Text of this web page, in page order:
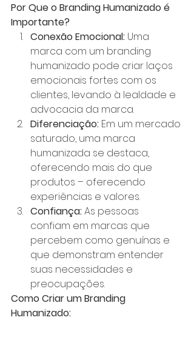
Por Que o Branding Humanizado é
Importante?
Conexão Emocional: Uma
marca com um branding
humanizado pode criar laços
emocionais fortes com os
clientes, levando à lealdade e
advocacia da marca.
Diferenciação: Em um mercado
saturado, uma marca
humanizada se destaca,
oferecendo mais do que
produtos – oferecendo
experiências e valores.
Confiança: As pessoas
confiam em marcas que
percebem como genuínas e
que demonstram entender
suas necessidades e
preocupações.
Como Criar um Branding
Humanizado: